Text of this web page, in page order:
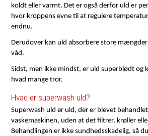
koldt eller varmt. Det er også derfor uld er
hvor kroppens evne til at regulere
endnu.
Derudover kan uld absorbere store
våd.
Sidst, men ikke mindst, er uld superblødt og
hvad mange tror.
Hvad er superwash uld?
Superwash uld er uld, der er blevet
vaskemaskinen, uden at det filtrer, krøller
Behandlingen er ikke sundhedsskadelig, så